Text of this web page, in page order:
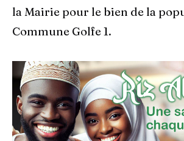
la Mairie pour le bien de la
Commune Golfe 1.